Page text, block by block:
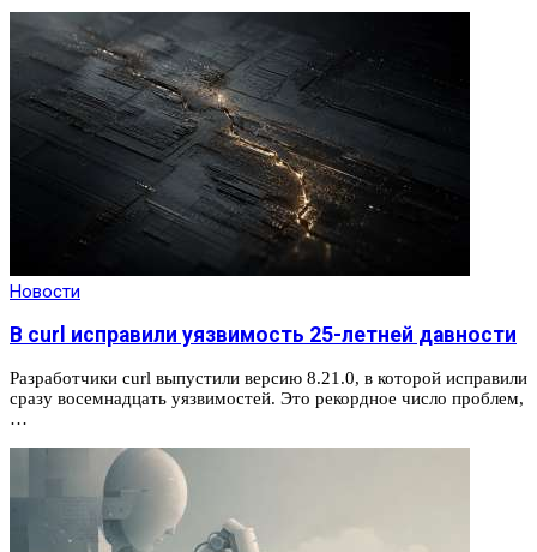
Новости
В curl исправили уязвимость 25-летней давности
Разработчики curl выпустили версию 8.21.0, в которой исправили
сразу восемнадцать уязвимостей. Это рекордное число проблем,
…